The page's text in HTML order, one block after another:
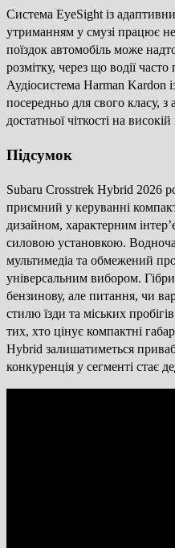
Система EyeSight із
утриманням у смузі працює
поїздок автомобіль може
розмітку, через що водії
Аудіосистема Harman Kardon
посередньо для свого класу, з
достатньої чіткості на високій
Підсумок
Subaru Crosstrek Hybrid 2026
приємний у керуванні
дизайном, характерним
силовою установкою.
мультимедіа та обмежений
універсальним вибором.
бензинову, але питання, чи
стилю їзди та міських
тих, хто цінує компактні
Hybrid залишатиметься
конкуренція у сегменті стає